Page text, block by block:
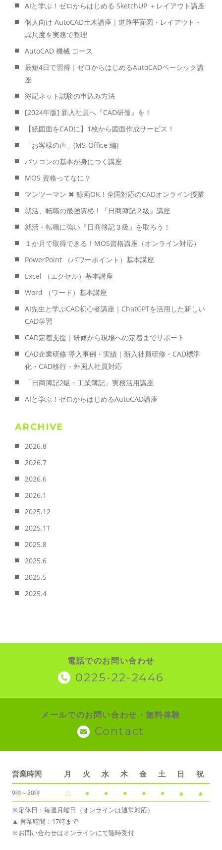
AIと学ぶ！ゼロからはじめる SketchUP ＋レイアウト講座
個人向け AutoCAD土木講座｜道路平面図・レイアウト・
異尺度を実務で整理
AutoCAD 機械 コース
最短4日で習得｜ゼロからはじめるAutoCADベーシック講
座
簿記ネット試験の申込み方法
[2024年版] 新入社員へ『CAD研修』を！
【紙図面をCADに】1枚から図面作成サービス！
「お客様の声」(MS-Office 編)
パソコンの基本が身につく講座
MOS 資格ってなに？
マンツーマン ✖ 録画OK！全国対応のCADオンライン授業
就活、転職の最強資格！『日商簿記２級』講座
就活・転職に強い『日商簿記３級』を取ろう！
１か月で取得できる！MOS資格講座（オンライン対応）
PowerPoint （パワーポイント）基本講座
Excel （エクセル）基本講座
Word （ワード）基本講座
AI先生と学ぶCAD初心者講座｜ChatGPTを活用した新しい
CAD学習
CAD定着支援｜研修から現場への定着までサポート
CAD企業研修 導入事例・実績｜新入社員研修・CAD標準
化・CAD移行・外国人社員対応
「日商簿記2級・工業簿記」実務活用講座
AIと学ぶ！ゼロからはじめるAutoCAD講座
ARCHIVE
2026.8
2026.7
2026.6
2026.1
2025.12
2025.11
2025.8
2025.6
2025.5
2025.4
電話でのお問い合わせ
0225-22-2446
メールでのお問い合わせ・無料体験
Contact
営業時間 月 火 水 木 金 土 日 祝
9時～20時 △ ● ● ● ● ● ▲ ▲
※定休日：毎週月曜日（オンラインは通常対応）
▲ 営業時間：17時まで
※お問い合わせはオンラインにて随時受付